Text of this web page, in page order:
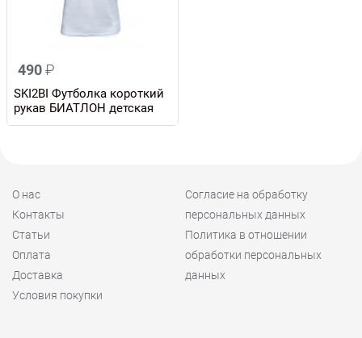
490₽
SKI2BI Футболка короткий
рукав БИАТЛОН детская
О нас
Контакты
Статьи
Оплата
Доставка
Условия покупки
Согласие на обработку
персональных данных
Политика в отношении
обработки персональных
данных